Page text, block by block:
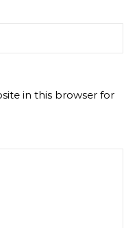
in this browser for